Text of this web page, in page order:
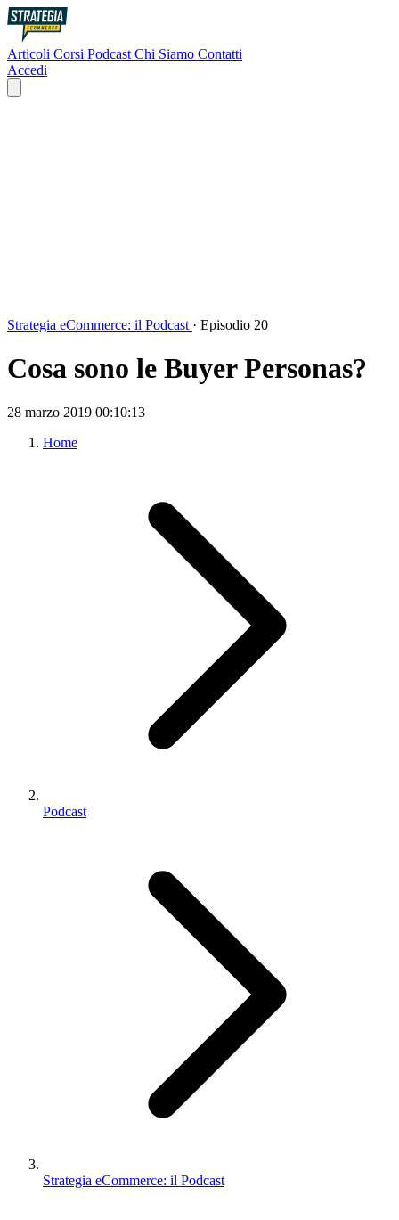
Articoli Corsi Podcast Chi Siamo Contatti
Accedi
Strategia eCommerce: il Podcast · Episodio 20
Cosa sono le Buyer Personas?
28 marzo 2019 00:10:13
Home
Podcast
Strategia eCommerce: il Podcast